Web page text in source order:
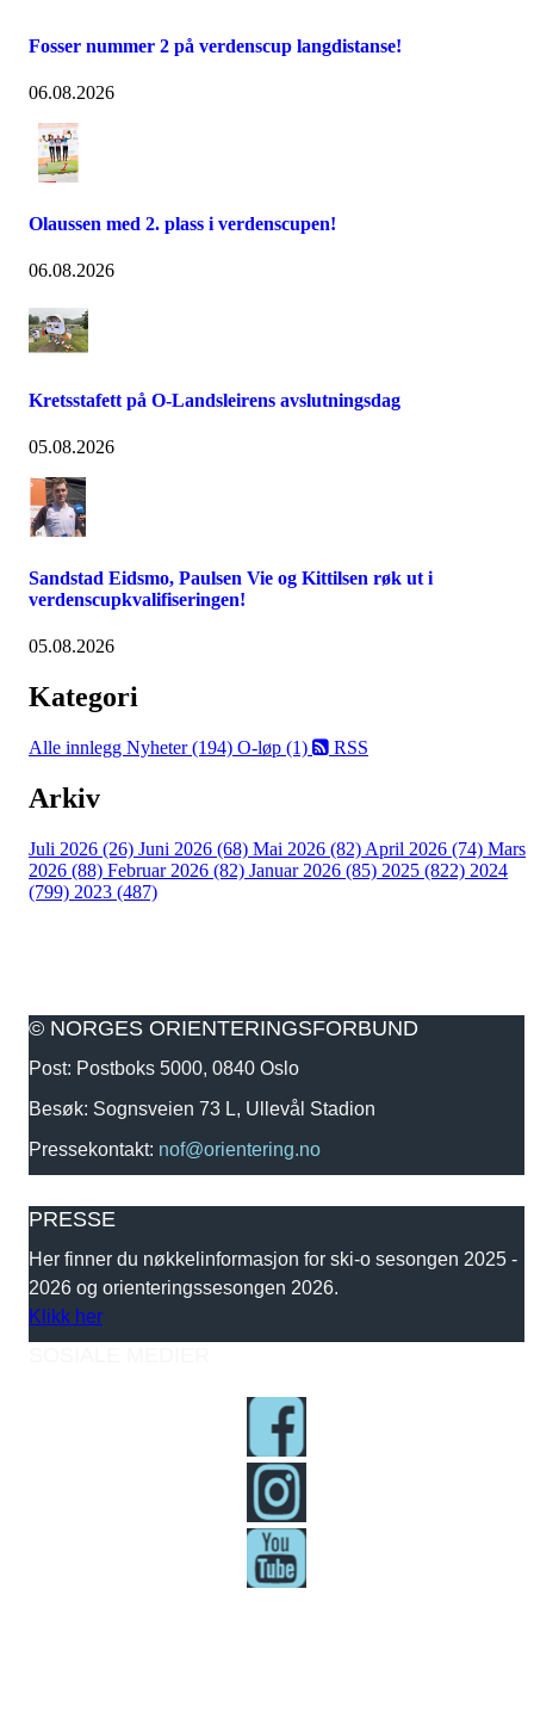
Fosser nummer 2 på verdenscup langdistanse!
06.08.2026
Olaussen med 2. plass i verdenscupen!
06.08.2026
Kretsstafett på O-Landsleirens avslutningsdag
05.08.2026
Sandstad Eidsmo, Paulsen Vie og Kittilsen røk ut i
verdenscupkvalifiseringen!
05.08.2026
Kategori
Alle innlegg Nyheter (194) O-løp (1) RSS
Arkiv
Juli 2026 (26) Juni 2026 (68) Mai 2026 (82) April 2026 (74) Mars
2026 (88) Februar 2026 (82) Januar 2026 (85) 2025 (822) 2024
(799) 2023 (487)
© NORGES ORIENTERINGSFORBUND
Post: Postboks 5000, 0840 Oslo
Besøk: Sognsveien 73 L, Ullevål Stadion
Pressekontakt: nof@orientering.no
PRESSE
Her finner du nøkkelinformasjon for ski-o sesongen 2025 -
2026 og orienteringssesongen 2026.
Klikk her